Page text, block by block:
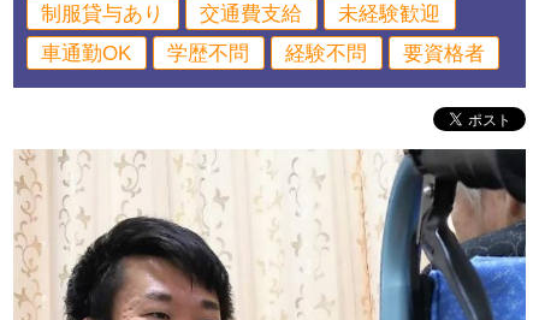
制服貸与あり
交通費支給
未経験歓迎
車通勤OK
学歴不問 経験不問 要資格者